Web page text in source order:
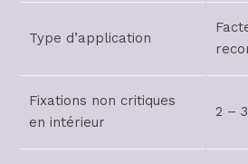
Type d’application
Fixations non critiques
en intérieur
2 – 3